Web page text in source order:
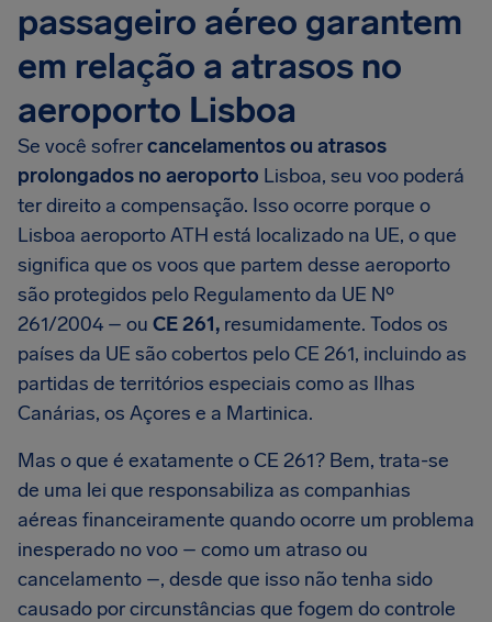
passageiro aéreo garantem
em relação a atrasos no
aeroporto Lisboa
Se você sofrercancelamentos ou atrasos
prolongados no aeroporto Lisboa, seu voo poderá
ter direito a compensação. Isso ocorre porque o
Lisboa aeroporto ATH está localizado na UE, o que
significa que os voos que partem desse aeroporto
são protegidos pelo Regulamento da UE Nº
261/2004 – ou CE 261, resumidamente. Todos os
países da UE são cobertos pelo CE 261, incluindo as
partidas de territórios especiais como as Ilhas
Canárias, os Açores e a Martinica.
Mas o que é exatamente o CE 261? Bem, trata-se
de uma lei que responsabiliza as companhias
aéreas financeiramente quando ocorre um problema
inesperado no voo – como um atraso ou
cancelamento –, desde que isso não tenha sido
causado por circunstâncias que fogem do controle